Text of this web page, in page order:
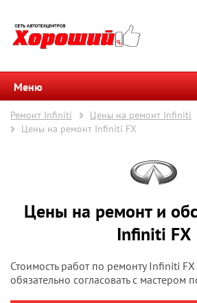
Меню
Ремонт Infiniti
Цены на ремонт Infiniti
Цены на ремонт Infiniti FX
Цены на ремонт и
Infiniti FX
Стоимость работ по ремонту Infiniti
обязательно согласовать с мастером